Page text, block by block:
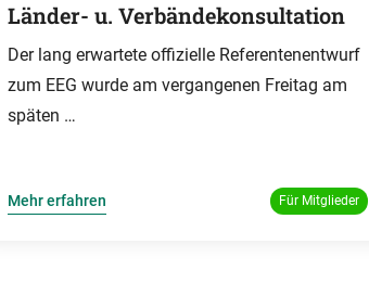
Länder- u. Verbändekonsultation
Der lang erwartete offizielle Referentenentwurf
zum EEG wurde am vergangenen Freitag am
späten …
Mehr erfahren Für Mitglieder